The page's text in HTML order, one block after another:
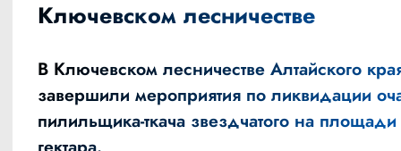
Ключевском лесничестве
В Ключевском лесничестве Алтайского
завершили мероприятия по ликвидации
пилильщика-ткача звездчатого на